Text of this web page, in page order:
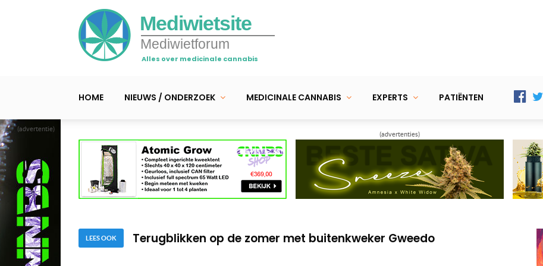
(advertentie)
Mediwietsite
Mediwietforum
Alles over medicinale cannabis
HOME NIEUWS / ONDERZOEK MEDICINALE CANNABIS EXPERTS PATIËNTEN
(advertenties)
LEES OOK
Nodes & internodes: belangrijke begrippen voor thuiskwekers
Buiten wiet kweken, rekening houdend met een natte zomer
Nodes & internodes: belangrijke begrippen voor thuiskwekers